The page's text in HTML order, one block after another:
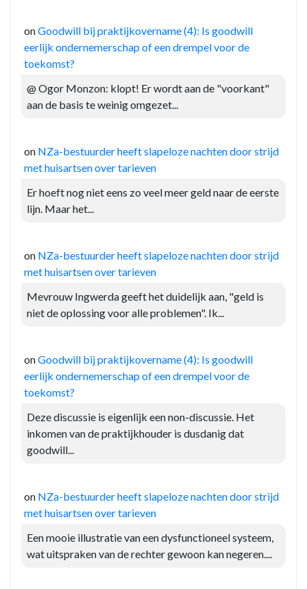
onGoodwill bij praktijkovername (4): Is goodwill
eerlijk ondernemerschap of een drempel voor de
toekomst?
@ Ogor Monzon: klopt! Er wordt aan de "voorkant"
aan de basis te weinig omgezet...
on NZa-bestuurder heeft slapeloze nachten door strijd
met huisartsen over tarieven
Er hoeft nog niet eens zo veel meer geld naar de eerste
lijn. Maar het...
on NZa-bestuurder heeft slapeloze nachten door strijd
met huisartsen over tarieven
Mevrouw Ingwerda geeft het duidelijk aan, "geld is
niet de oplossing voor alle problemen". Ik...
onGoodwill bij praktijkovername (4): Is goodwill
eerlijk ondernemerschap of een drempel voor de
toekomst?
Deze discussie is eigenlijk een non-discussie. Het
inkomen van de praktijkhouder is dusdanig dat
goodwill...
on NZa-bestuurder heeft slapeloze nachten door strijd
met huisartsen over tarieven
Een mooie illustratie van een dysfunctioneel systeem,
wat uitspraken van de rechter gewoon kan negeren....